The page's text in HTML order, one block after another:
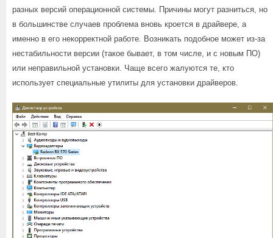
разных версий операционной системы. Причины могут разниться, но
в большинстве случаев проблема вновь кроется в драйвере, а
именно в его некорректной работе. Возникать подобное может из-за
нестабильности версии (такое бывает, в том числе, и с новым ПО)
или неправильной установки. Чаще всего жалуются те, кто
использует специальные утилиты для установки драйверов.